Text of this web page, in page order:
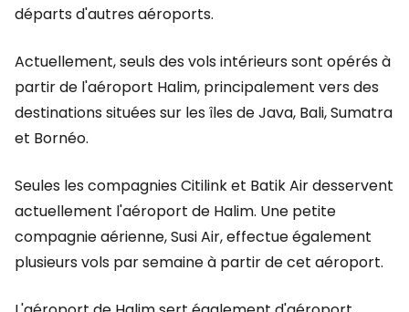
départs d'autres aéroports.
Actuellement, seuls des vols intérieurs sont opérés à
partir de l'aéroport Halim, principalement vers des
destinations situées sur les îles de Java, Bali, Sumatra
et Bornéo.
Seules les compagnies Citilink et Batik Air desservent
actuellement l'aéroport de Halim. Une petite
compagnie aérienne, Susi Air, effectue également
plusieurs vols par semaine à partir de cet aéroport.